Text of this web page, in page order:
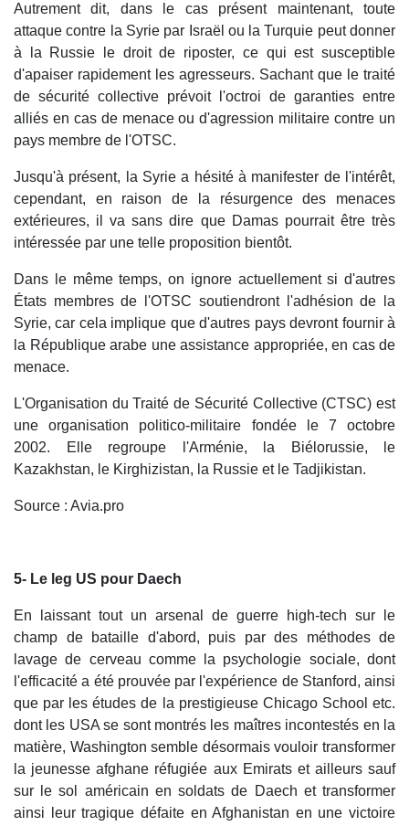
Autrement dit, dans le cas présent maintenant, toute
attaque contre la Syrie par Israël ou la Turquie peut donner
à la Russie le droit de riposter, ce qui est susceptible
d'apaiser rapidement les agresseurs. Sachant que le traité
de sécurité collective prévoit l'octroi de garanties entre
alliés en cas de menace ou d'agression militaire contre un
pays membre de l'OTSC.
Jusqu'à présent, la Syrie a hésité à manifester de l'intérêt,
cependant, en raison de la résurgence des menaces
extérieures, il va sans dire que Damas pourrait être très
intéressée par une telle proposition bientôt.
Dans le même temps, on ignore actuellement si d'autres
États membres de l'OTSC soutiendront l'adhésion de la
Syrie, car cela implique que d'autres pays devront fournir à
la République arabe une assistance appropriée, en cas de
menace.
L'Organisation du Traité de Sécurité Collective (CTSC) est
une organisation politico-militaire fondée le 7 octobre
2002. Elle regroupe l'Arménie, la Biélorussie, le
Kazakhstan, le Kirghizistan, la Russie et le Tadjikistan.
Source : Avia.pro
5- Le leg US pour Daech
En laissant tout un arsenal de guerre high-tech sur le
champ de bataille d'abord, puis par des méthodes de
lavage de cerveau comme la psychologie sociale, dont
l'efficacité a été prouvée par l'expérience de Stanford, ainsi
que par les études de la prestigieuse Chicago School etc.
dont les USA se sont montrés les maîtres incontestés en la
matière, Washington semble désormais vouloir transformer
la jeunesse afghane réfugiée aux Emirats et ailleurs sauf
sur le sol américain en soldats de Daech et transformer
ainsi leur tragique défaite en Afghanistan en une victoire